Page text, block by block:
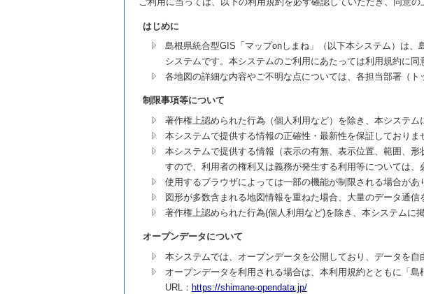
ご利用に当っては、以下の利用規約を必ず確認していただき、同意の
はじめに
島根県統合型GIS「マップonしまね」（以下本システム）は
システムです。本システムのご利用にあたっては利用規約に同
各地図の詳細な内容やご不明な点については、各担当部署（
制限事項等について
著作権上認められた行為（個人利用など）を除き、本システ
本システムで提供する情報の正確性・最新性を保証しておりま
本システムで提供する情報（表示の有無、表示位置、範囲、
すので、利用者の権利又は義務が発生する利用等については、
使用するブラウザによっては一部の機能が制限される場合があ
図形が多数含まれる地図情報を重ねた場合、大量のデータ通
著作権上認められた行為(個人利用など)を除き、本システムに
オープンデータについて
本システムでは、オープンデータを公開しており、データを自
オープンデータを利用される場合は、本利用規約とともに「
URL： https://shimane-opendata.jp/